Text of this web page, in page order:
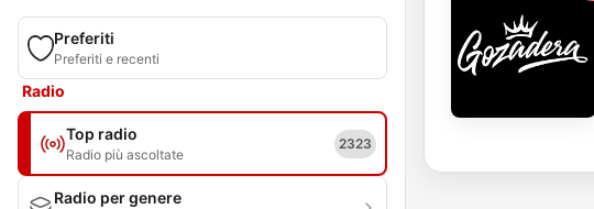
Preferiti
Preferiti e recenti
Radio
Top radio
Radio più ascoltate
2323
Radio per genere